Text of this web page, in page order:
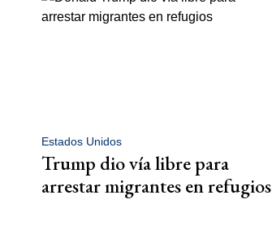
Estados Unidos
Trump dio vía libre para
arrestar migrantes en refugios